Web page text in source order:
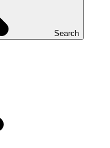
Search